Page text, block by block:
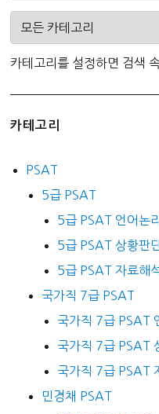
카테고리를 설정하면 검색
카테고리
PSAT
5급 PSAT
5급 PSAT 언어논리
5급 PSAT 상황판
5급 PSAT 자료해
국가직 7급 PSAT
국가직 7급 PSAT
국가직 7급 PSAT
국가직 7급 PSAT
민경채 PSAT